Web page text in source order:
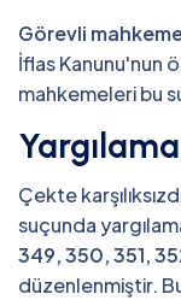
Görevli
İflas Kanunu'nun
mahkemeleri bu
Çekte
suçunda
349, 350, 351,
düzenlenmiştir.